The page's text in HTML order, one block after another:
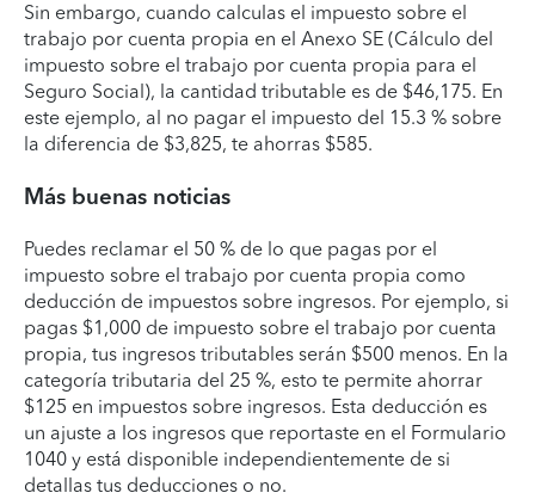
Sin embargo, cuando calculas el impuesto sobre el
trabajo por cuenta propia en el Anexo SE (Cálculo del
impuesto sobre el trabajo por cuenta propia para el
Seguro Social), la cantidad tributable es de $46,175. En
este ejemplo, al no pagar el impuesto del 15.3 % sobre
la diferencia de $3,825, te ahorras $585.
Más buenas noticias
Puedes reclamar el 50 % de lo que pagas por el
impuesto sobre el trabajo por cuenta propia como
deducción de impuestos sobre ingresos. Por ejemplo, si
pagas $1,000 de impuesto sobre el trabajo por cuenta
propia, tus ingresos tributables serán $500 menos. En la
categoría tributaria del 25 %, esto te permite ahorrar
$125 en impuestos sobre ingresos. Esta deducción es
un ajuste a los ingresos que reportaste en el Formulario
1040 y está disponible independientemente de si
detallas tus deducciones o no.